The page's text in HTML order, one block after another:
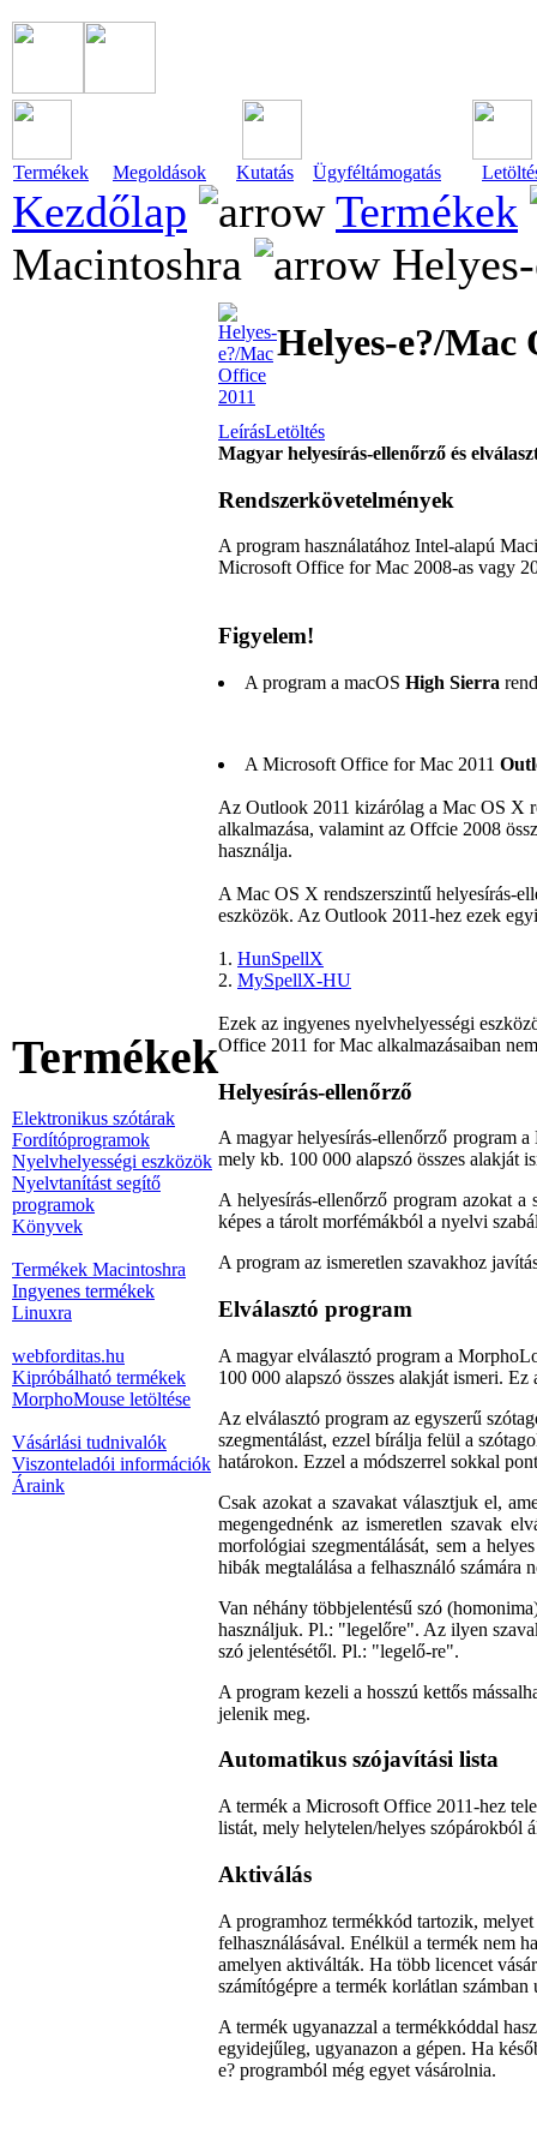
Termékek Megoldások Kutatás Ügyféltámogatás
Kezdőlap
Termékek
Macintoshra
Termékek
Elektronikus szótárak
Fordítóprogramok
Nyelvhelyességi eszközök
Nyelvtanítást segítő
programok
Könyvek
Termékek Macintoshra
Ingyenes termékek
Linuxra
webforditas.hu
Kipróbálható termékek
MorphoMouse letöltése
Vásárlási tudnivalók
Viszonteladói információk
Áraink
Helyes-e?/Mac
LeírásLetöltés
Magyar helyesírás-ellenőrző és
Rendszerkövetelmények
A program használatához Intel-alapú
Microsoft Office for Mac 2008-as vagy
Figyelem!
A program a macOS High Sierra
A Microsoft Office for Mac 2011
Az Outlook 2011 kizárólag a Mac OS X
alkalmazása, valamint az Offcie 2008
használja.
A Mac OS X rendszerszintű helyesírás-
eszközök. Az Outlook 2011-hez ezek
1. HunSpellX
2. MySpellX-HU
Ezek az ingyenes nyelvhelyességi
Office 2011 for Mac alkalmazásaiban
Helyesírás-ellenőrző
A magyar helyesírás-ellenőrző program
mely kb. 100 000 alapszó összes alakját
A helyesírás-ellenőrző program azokat
képes a tárolt morfémákból a nyelvi
A program az ismeretlen szavakhoz
Elválasztó program
A magyar elválasztó program a
100 000 alapszó összes alakját ismeri.
Az elválasztó program az egyszerű
szegmentálást, ezzel bírálja felül a
határokon. Ezzel a módszerrel sokkal
Csak azokat a szavakat választjuk el,
megengednénk az ismeretlen szavak
morfológiai szegmentálását, sem a
hibák megtalálása a felhasználó számára
Van néhány többjelentésű szó
használjuk. Pl.: "legelőre". Az ilyen
szó jelentésétől. Pl.: "legelő-re".
A program kezeli a hosszú kettős
jelenik meg.
Automatikus szójavítási lista
A termék a Microsoft Office 2011-hez
listát, mely helytelen/helyes szópárokból
Aktiválás
A programhoz termékkód tartozik,
felhasználásával. Enélkül a termék nem
amelyen aktiválták. Ha több licencet
számítógépre a termék korlátlan
A termék ugyanazzal a termékkóddal
egyidejűleg, ugyanazon a gépen. Ha
e? programból még egyet vásárolnia.